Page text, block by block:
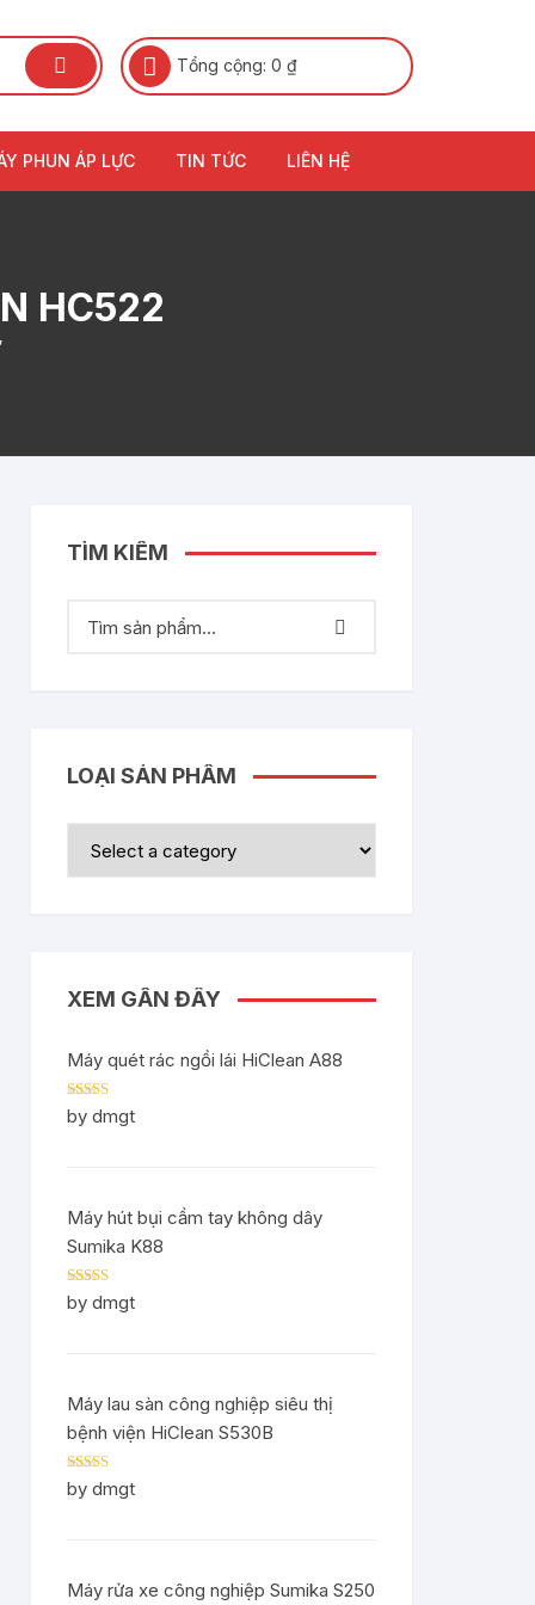
Tổng cộng: 0 ₫
PHUN ÁP LỰC TIN TỨC LIÊN HỆ
HC522
TÌM KIẾM
LOẠI SẢN PHẨM
XEM GẦN ĐÂY
Máy quét rác ngồi lái HiClean A88
Rated5out
of 5
by dmgt
Máy hút bụi cầm tay không dây
Sumika K88
Rated5out
of 5
by dmgt
Máy lau sàn công nghiệp siêu thị
bệnh viện HiClean S530B
Rated5out
of 5
by dmgt
Máy rửa xe công nghiệp Sumika S250